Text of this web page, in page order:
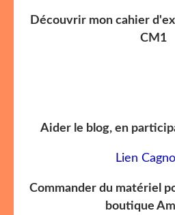
Découvrir mon cahier
CM1
Aider le blog, en
Lien
Commander du matériel
boutique